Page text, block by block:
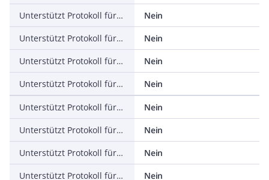
Unterstützt Protokoll für PROFINET IO
Nein
Unterstützt Protokoll für PROFINET CBA
Nein
Unterstützt Protokoll für SERCOS
Nein
Unterstützt Protokoll für Foundation Fieldbus
Nein
Unterstützt Protokoll für EtherNet/IP
Nein
Unterstützt Protokoll für AS-Interface Safety at Work
Nein
Unterstützt Protokoll für DeviceNet Safety
Nein
Unterstützt Protokoll für INTERBUS-Safety
Nein